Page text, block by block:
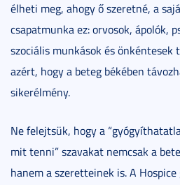
élheti meg, ahogy ő szeretné, a
csapatmunka ez: orvosok, ápolók,
szociális munkások és önkéntesek
azért, hogy a beteg békében
sikerélmény.
Ne felejtsük, hogy a
mit tenni” szavakat nemcsak a
hanem a szeretteinek is. A